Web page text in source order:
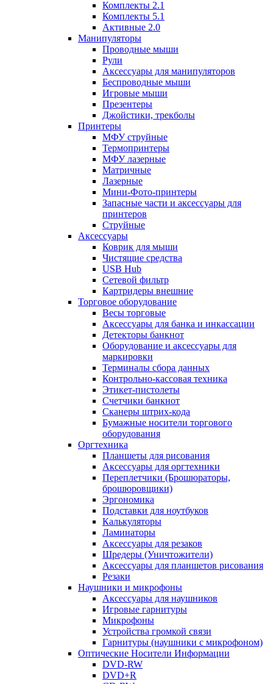
Комплекты 2.1
Комплекты 5.1
Активные 2.0
Манипуляторы
Проводные мыши
Рули
Аксессуары для манипуляторов
Беспроводные мыши
Игровые мыши
Презентеры
Джойстики, трекболы
Принтеры
МФУ струйные
Термопринтеры
МФУ лазерные
Матричные
Лазерные
Мини-Фото-принтеры
Запасные части и аксессуары для
принтеров
Струйные
Аксессуары
Коврик для мыши
Чистящие средства
USB Hub
Сетевой фильтр
Картридеры внешние
Торговое оборудование
Весы торговые
Аксессуары для банка и инкассации
Детекторы банкнот
Оборудование и аксессуары для
маркировки
Терминалы сбора данных
Контрольно-кассовая техника
Этикет-пистолеты
Счетчики банкнот
Сканеры штрих-кода
Бумажные носители торгового
оборудования
Оргтехника
Планшеты для рисования
Аксессуары для оргтехники
Переплетчики (Брошюраторы,
брошюровщики)
Эргономика
Подставки для ноутбуков
Калькуляторы
Ламинаторы
Аксессуары для резаков
Шредеры (Уничтожители)
Аксессуары для планшетов рисования
Резаки
Наушники и микрофоны
Аксессуары для наушников
Игровые гарнитуры
Микрофоны
Устройства громкой связи
Гарнитуры (наушники с микрофоном)
Оптические Носители Информации
DVD-RW
DVD+R